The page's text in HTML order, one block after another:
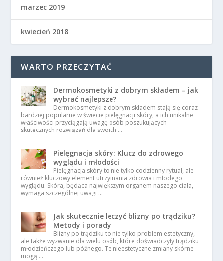
marzec 2019
kwiecień 2018
WARTO PRZECZYTAĆ
Dermokosmetyki z dobrym składem – jak
wybrać najlepsze?
Dermokosmetyki z dobrym składem stają się coraz
bardziej popularne w świecie pielęgnacji skóry, a ich unikalne
właściwości przyciągają uwagę osób poszukujących
skutecznych rozwiązań dla swoich …
Pielęgnacja skóry: Klucz do zdrowego
wyglądu i młodości
Pielęgnacja skóry to nie tylko codzienny rytuał, ale
również kluczowy element utrzymania zdrowia i młodego
wyglądu. Skóra, będąca największym organem naszego ciała,
wymaga szczególnej uwagi …
Jak skutecznie leczyć blizny po trądziku?
Metody i porady
Blizny po trądziku to nie tylko problem estetyczny,
ale także wyzwanie dla wielu osób, które doświadczyły trądziku
młodzieńczego lub późnego. Te nieestetyczne zmiany skórne
mogą …